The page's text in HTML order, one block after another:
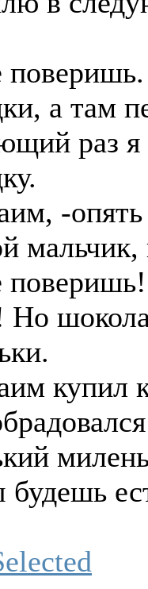
а там
раз я
-опять
мальчик,
Но
купил